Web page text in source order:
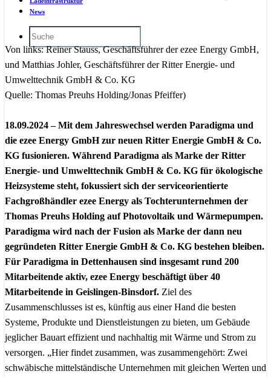
News
Von links: Reiner Stauss, Geschäftsführer der ezee Energy GmbH,
und Matthias Johler, Geschäftsführer der Ritter Energie- und
Umwelttechnik GmbH & Co. KG
Quelle: Thomas Preuhs Holding/Jonas Pfeiffer)
18.09.2024 –Mit dem Jahreswechsel werden Paradigma und
die ezee Energy GmbH zur neuen Ritter Energie GmbH & Co.
KG fusionieren. Während Paradigma als Marke der Ritter
Energie- und Umwelttechnik GmbH & Co. KG für ökologische
Heizsysteme steht, fokussiert sich der serviceorientierte
Fachgroßhändler ezee Energy als Tochterunternehmen der
Thomas Preuhs Holding auf Photovoltaik und Wärmepumpen.
Paradigma wird nach der Fusion als Marke der dann neu
gegründeten Ritter Energie GmbH & Co. KG bestehen bleiben.
Für Paradigma in Dettenhausen sind insgesamt rund 200
Mitarbeitende aktiv, ezee Energy beschäftigt über 40
Mitarbeitende in Geislingen-Binsdorf. Ziel des
Zusammenschlusses ist es, künftig aus einer Hand die besten
Systeme, Produkte und Dienstleistungen zu bieten, um Gebäude
jeglicher Bauart effizient und nachhaltig mit Wärme und Strom zu
versorgen. „Hier findet zusammen, was zusammengehört: Zwei
schwäbische mittelständische Unternehmen mit gleichen Werten und